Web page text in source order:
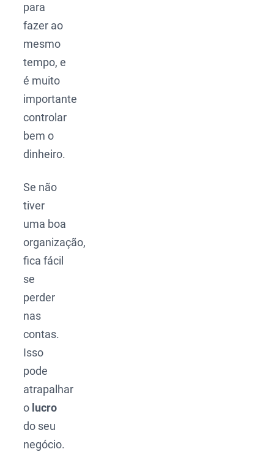
para
fazer ao
mesmo
tempo, e
é muito
importante
controlar
bem o
dinheiro.
Se não
tiver
uma boa
organização,
fica fácil
se
perder
nas
contas.
Isso
pode
atrapalhar
o lucro
do seu
negócio.